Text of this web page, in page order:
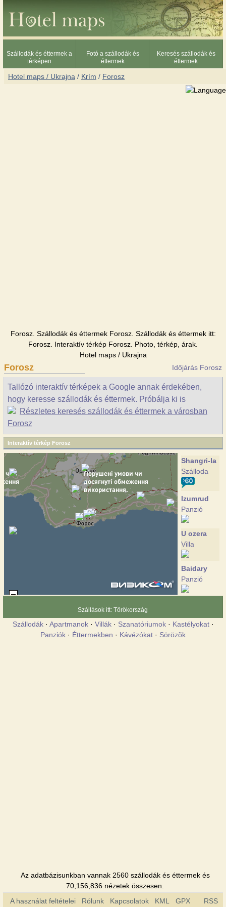
Szállodák és éttermek a
térképen
Fotó a szállodák és
éttermek
Keresés szállodák és
éttermek
Hotel maps / Ukrajna / Krím / Forosz
Forosz. Szállodák és éttermek Forosz. Szállodák és éttermek itt:
Forosz. Interaktív térkép Forosz. Photo, térkép, árak.
Hotel maps / Ukrajna
Forosz Időjárás Forosz
Tallózó interaktív térképek a Google annak érdekében,
hogy keresse szállodák és éttermek. Próbálja ki is
Részletes keresés szállodák és éttermek a városban
Forosz
Interaktív térkép Forosz
Shangri-la
Szálloda
Izumrud
Panzió
U ozera
Villa
Baidary
Panzió
Szálloda
Szállások itt: Törökország
Szállodák· Apartmanok· Villák· Szanatóriumok· Kastélyokat·
Panziók · Éttermekben · Kávézókat · Sörözõk
Az adatbázisunkban vannak 2560 szállodák és éttermek és
70,156,836 nézetek összesen.
A használat feltételei
Rólunk Kapcsolatok KML GPX RSS